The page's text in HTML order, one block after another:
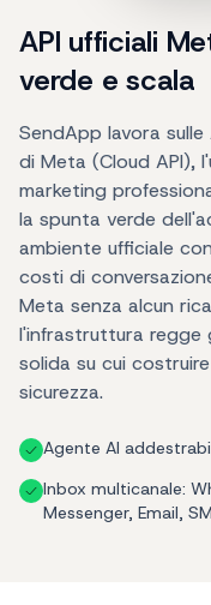
API ufficiali
verde e scala
SendApp lavora
di Meta (Cloud API),
marketing
la spunta verde
ambiente ufficiale
costi di
Meta senza alcun
l'infrastruttura regge
solida su cui
sicurezza.
Agente AI
Inbox multicanale:
Messenger, Email,